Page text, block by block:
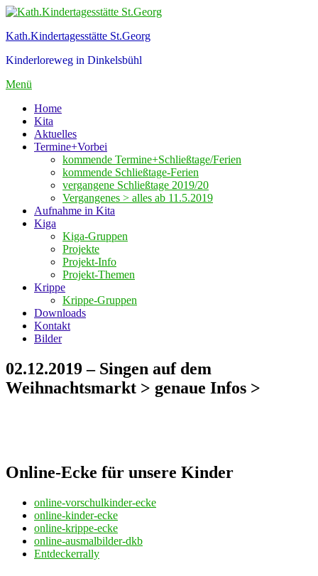
Zum
springen
Kath.Kindertagesstätte St.Georg
Kinderloreweg in Dinkelsbühl
Menü
Home
Kita
Aktuelles
Termine+Vorbei
kommende Termine+Schließtage/Ferien
kommende Schließtage-Ferien
vergangene Schließtage 2019/20
Vergangenes > alles ab 11.5.2019
Aufnahme in Kita
Kiga
Kiga-Gruppen
Projekte
Projekt-Info
Projekt-Themen
Krippe
Krippe-Gruppen
Downloads
Kontakt
Bilder
02.12.2019 – Singen auf dem
Weihnachtsmarkt > genaue Infos >
Online-Ecke für unsere Kinder
online-vorschulkinder-ecke
online-kinder-ecke
online-krippe-ecke
online-ausmalbilder-dkb
Entdeckerrally